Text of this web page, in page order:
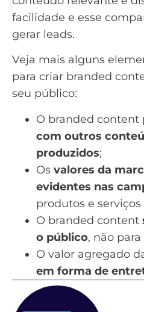
facilidade e esse
gerar leads.
Veja mais alguns
para criar branded
seu público:
O branded content
com outros
produzidos;
Os valores da
evidentes nas
produtos e
O branded content
o público, não
O valor agregado
em forma de